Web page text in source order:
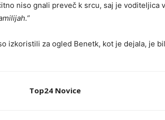
niso gnali preveč k srcu, saj je voditeljica
izkoristili za ogled Benetk, kot je dejala, je
Top24 Novice